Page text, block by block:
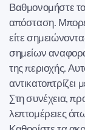
Βαθμονομήστε
απόσταση.
είτε
σημείων
της περιοχής.
αντικατοπτρίζει
Στη συνέχεια,
λεπτομέρειες